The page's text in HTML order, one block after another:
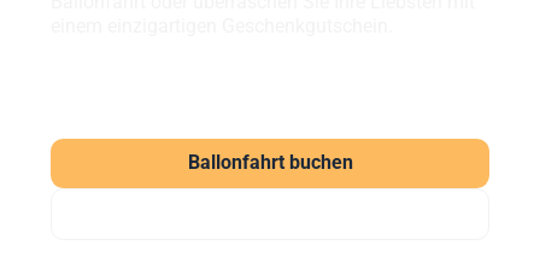
Ballonfahrt buchen